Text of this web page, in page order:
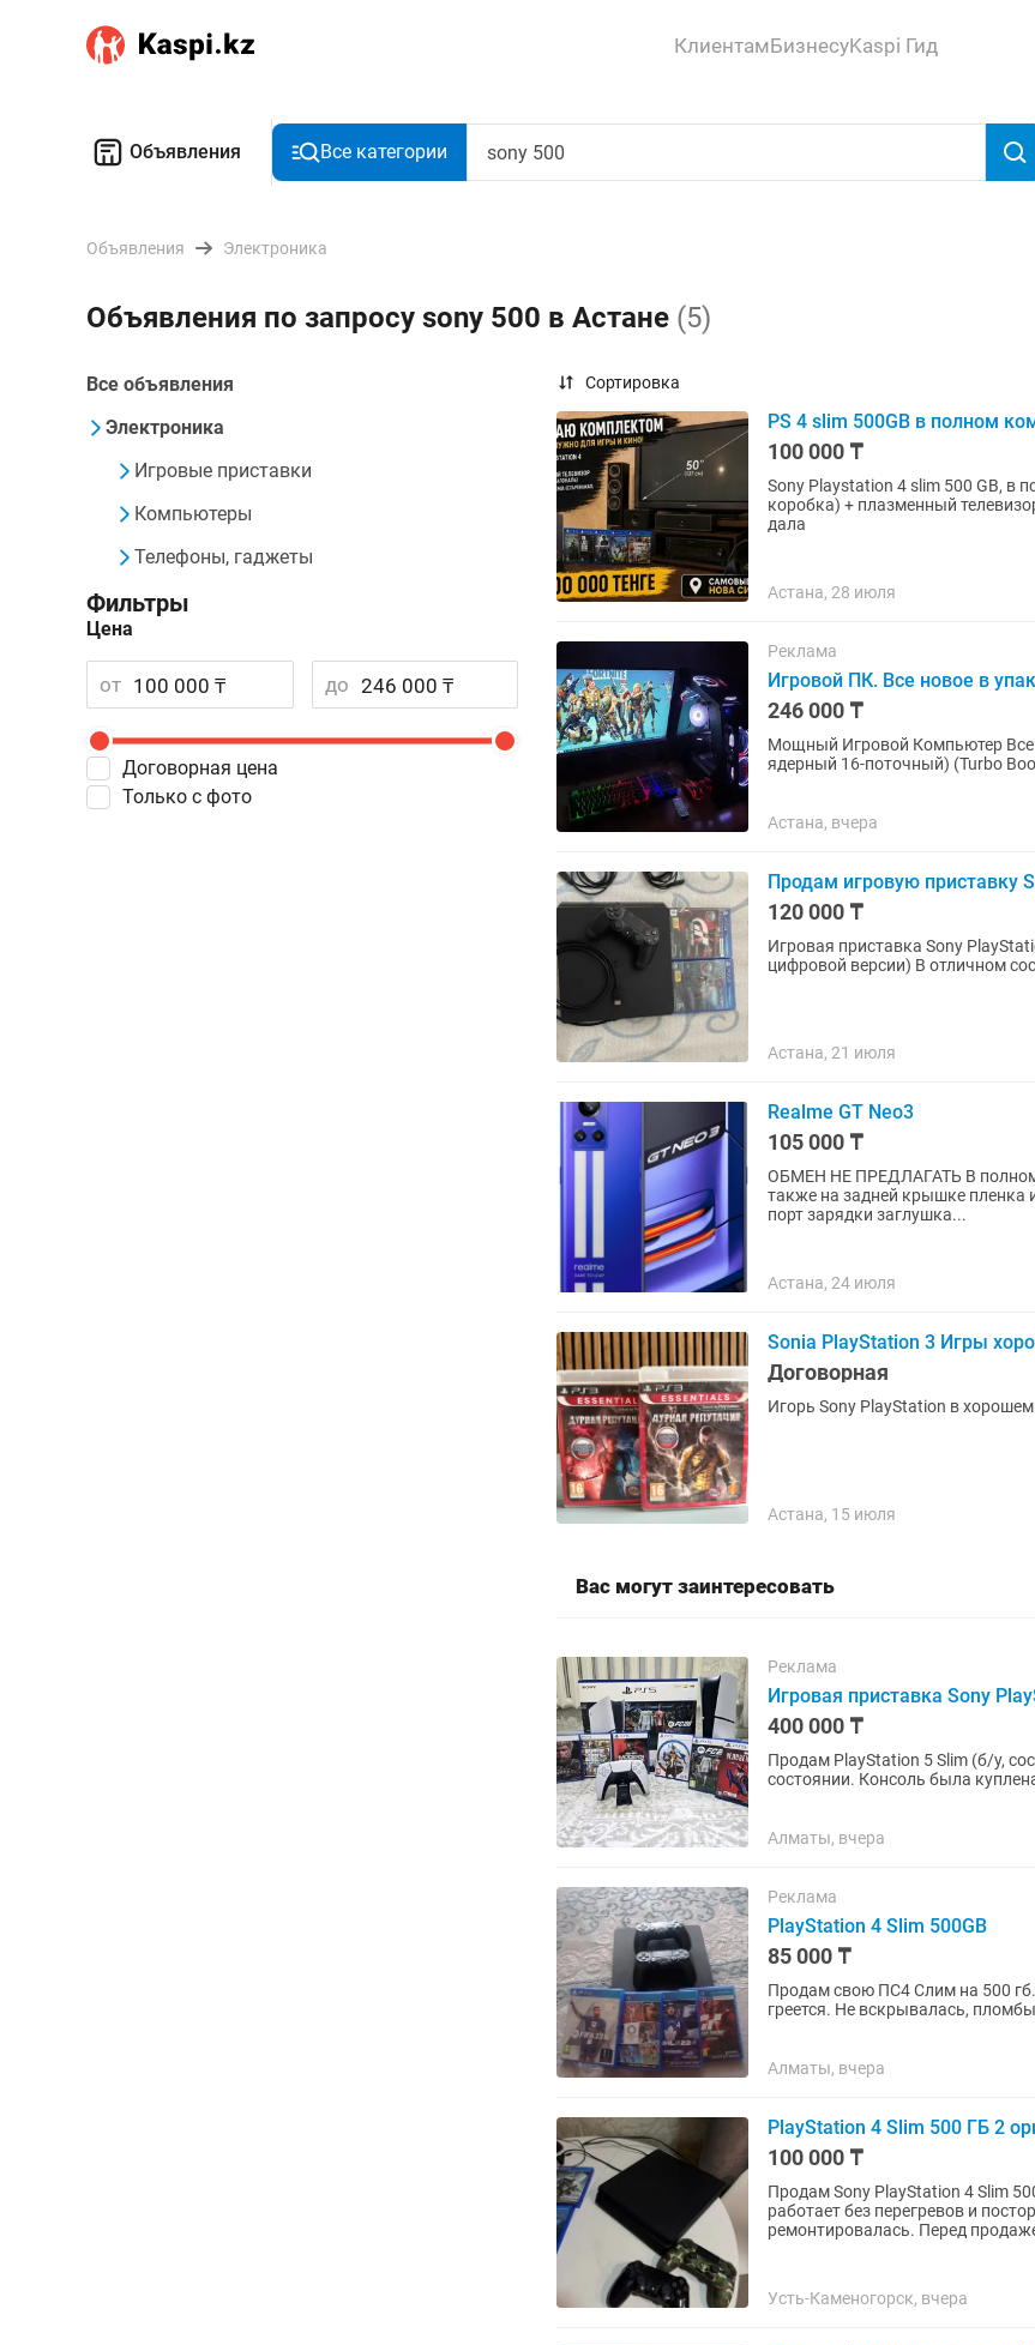
КлиентамБизнесуKaspi Гид
Объявления Все категории
Объявления Электроника
Объявления по запросу sony 500 в Астане (5)
Все объявления
Электроника
Игровые приставки
Компьютеры
Телефоны, гаджеты
Фильтры
Цена
от до
Договорная цена
Только с фото
Сортировка
PS 4 slim 500GB в полном
100 000 ₸
Sony Playstation 4 slim 500 GB, в
коробка) + плазменный
дала
Астана, 28 июля
Реклама
Игровой ПК. Все новое в
246 000 ₸
Мощный Игровой Компьютер Все новое в упаковке. -
ядерный 16-поточный) (Turbo
Астана, вчера
Продам игровую приставку
120 000 ₸
Игровая приставка Sony
цифровой версии) В отличном
Астана, 21 июля
Realme GT Neo3
105 000 ₸
ОБМЕН НЕ ПРЕДЛАГАТЬ В полном комплекте коробка, зарядка . На Экране защитная пленка
также на задней крышке пленка
порт зарядки заглушка...
Астана, 24 июля
Sonia PlayStation 3 Игры
Договорная
Игорь Sony PlayStation в
Астана, 15 июля
Вас могут заинтересовать
Реклама
Игровая приставка Sony
400 000 ₸
Продам PlayStation 5 Slim (б/у, состояние почти как
состоянии. Консоль была
Алматы, вчера
Реклама
PlayStation 4 Slim 500GB
85 000 ₸
Продам свою ПС4 Слим на 500
греется. Не вскрывалась,
Алматы, вчера
PlayStation 4 Slim 500 ГБ 2
100 000 ₸
Продам Sony PlayStation 4 Slim
работает без перегревов и
ремонтировалась. Перед
Усть-Каменогорск, вчера